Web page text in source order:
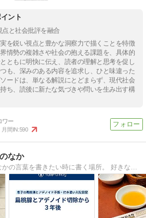
ント
点と社会批評を融合
を鋭い視点と豊かな洞察力で描くことを特徴
情勢の複雑さや社会の抱える課題を、具体的
ともに明快に伝え、読者の理解と思考を促し
も、深みのある内容を追求し、ひと味違った
ードは、単なる解説にとどまらず、現代社会
ち、読後に新たな気づきや問いを生み出す構
月間IN:590
なか